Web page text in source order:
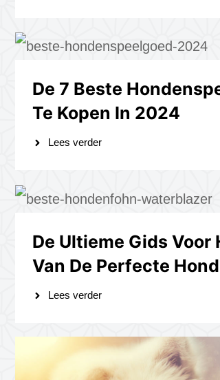
De 7 Beste
Te Kopen In 2024
Lees verder
De Ultieme Gids Voor
Van De Perfecte
Lees verder